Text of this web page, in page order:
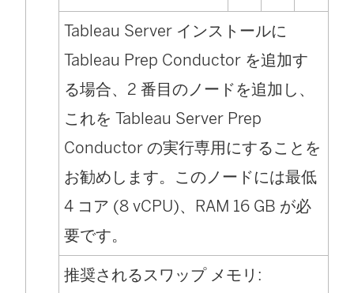
Tableau Server インストールに
Tableau Prep Conductor を追加す
る場合、2 番目のノードを追加し、
これを Tableau Server Prep
Conductor の実行専用にすることを
お勧めします。このノードには最低
4 コア (8 vCPU)、RAM 16 GB が必
要です。
推奨されるスワップ メモリ: